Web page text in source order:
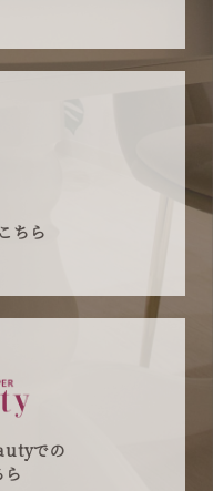
ちら
での
ら